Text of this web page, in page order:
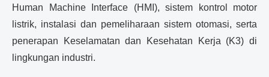
Human Machine Interface (HMI), sistem kontrol motor
listrik, instalasi dan pemeliharaan sistem otomasi, serta
penerapan Keselamatan dan Kesehatan Kerja (K3) di
lingkungan industri.